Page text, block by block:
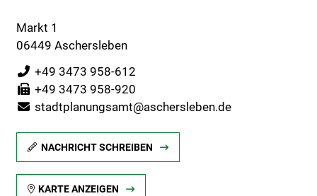
Markt 1
06449 Aschersleben
+49 3473 958-612
+49 3473 958-920
stadtplanungsamt@aschersleben.de
NACHRICHT SCHREIBEN
KARTE ANZEIGEN